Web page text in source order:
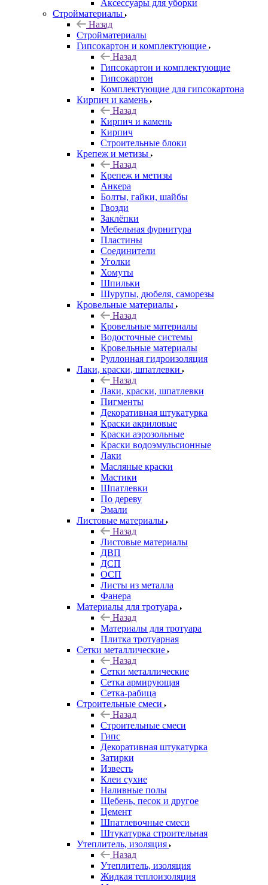
Аксессуары для уборки
Стройматериалы
Назад
Стройматериалы
Гипсокартон и комплектующие
Назад
Гипсокартон и комплектующие
Гипсокартон
Комплектующие для гипсокартона
Кирпич и камень
Назад
Кирпич и камень
Кирпич
Строительные блоки
Крепеж и метизы
Назад
Крепеж и метизы
Анкера
Болты, гайки, шайбы
Гвозди
Заклёпки
Мебельная фурнитура
Пластины
Соединители
Уголки
Хомуты
Шпильки
Шурупы, дюбеля, саморезы
Кровельные материалы
Назад
Кровельные материалы
Водосточные системы
Кровельные материалы
Руллонная гидроизоляция
Лаки, краски, шпатлевки
Назад
Лаки, краски, шпатлевки
Пигменты
Декоративная штукатурка
Краски акриловые
Краски аэрозольные
Краски водоэмульсионные
Лаки
Масляные краски
Мастики
Шпатлевки
По дереву
Эмали
Листовые материалы
Назад
Листовые материалы
ДВП
ДСП
ОСП
Листы из металла
Фанера
Материалы для тротуара
Назад
Материалы для тротуара
Плитка тротуарная
Сетки металлические
Назад
Сетки металлические
Сетка армирующая
Сетка-рабица
Строительные смеси
Назад
Строительные смеси
Гипс
Декоративная штукатурка
Затирки
Известь
Клеи сухие
Наливные полы
Щебень, песок и другое
Цемент
Шпатлевочные смеси
Штукатурка строительная
Утеплитель, изоляция
Назад
Утеплитель, изоляция
Жидкая теплоизоляция